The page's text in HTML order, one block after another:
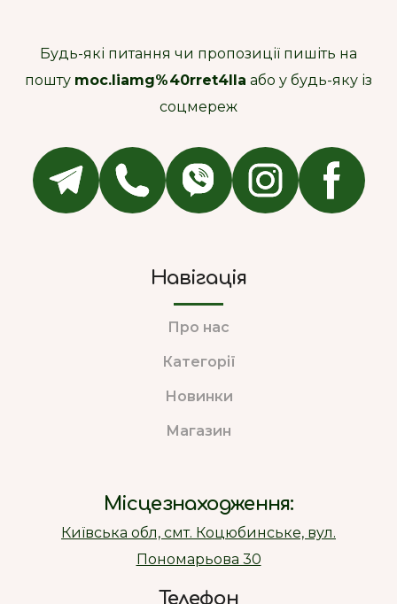
Будь-які питання чи пропозиції пишіть на
пошту moc.liamg%40rret4lla або у будь-яку із
соцмереж
Навігація
Про нас
Категорії
Новинки
Магазин
Місцезнаходження:
Київська обл, смт. Коцюбинське, вул.
Пономарьова 30
Телефон